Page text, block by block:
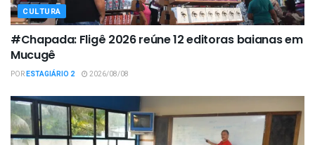
CULTURA
#Chapada: Fligê 2026 reúne 12 editoras baianas em
Mucugê
PORESTAGIÁRIO 2 2026/08/08